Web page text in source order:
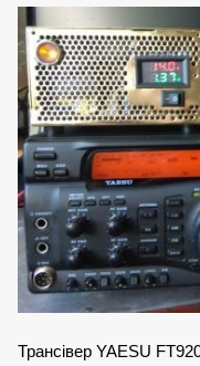
Трансівер YAESU